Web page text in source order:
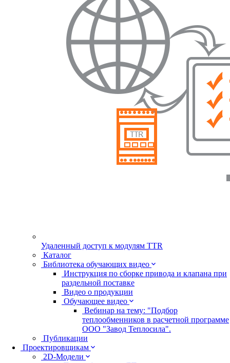
Удаленный доступ к модулям TTR
Каталог
Библиотека обучающих видео
Инструкция по сборке привода и клапана при
раздельной поставке
Видео о продукции
Обучающее видео
Вебинар на тему: "Подбор
теплообменников в расчетной программе
ООО "Завод Теплосила".
Публикации
Проектировщикам
2D-Модели